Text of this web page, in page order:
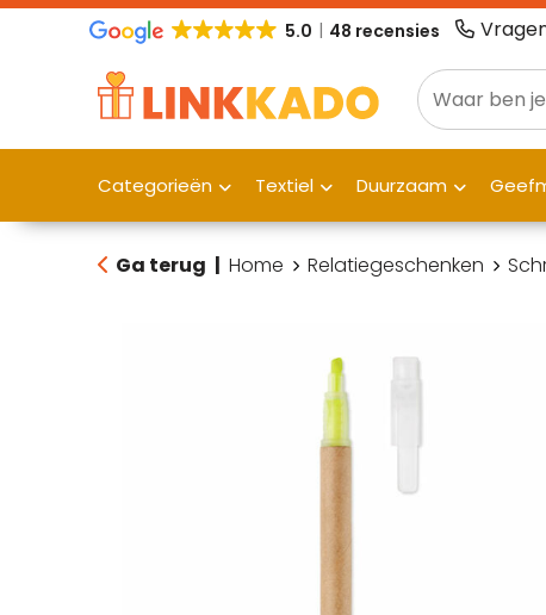
5.0 48 recensies
Categorieën Textiel Duurzaam
Ga terug | Home Relatiegeschenken